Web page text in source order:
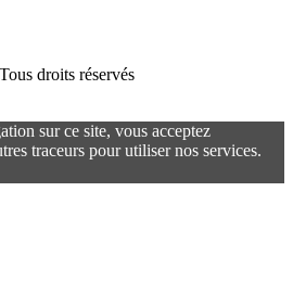
droits réservés
sur ce site, vous acceptez
traceurs pour utiliser nos services.